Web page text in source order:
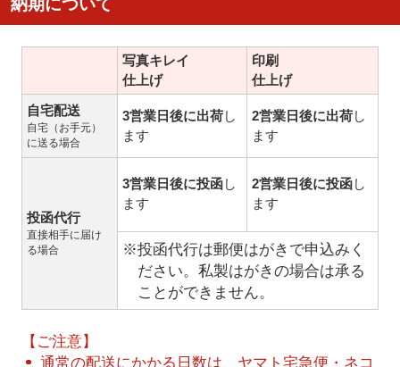
納期について
写真キレイ
仕上げ
印刷
仕上げ
自宅配送
自宅（お手元）
に送る場合
3営業日後に出荷し
ます
2営業日後に出荷し
ます
投函代行
直接相手に届け
る場合
3営業日後に投函し
ます
2営業日後に投函し
ます
※投函代行は郵便はがきで申込みく
ださい。私製はがきの場合は承る
ことができません。
【ご注意】
通常の配送にかかる日数は、ヤマト宅急便・ネコ